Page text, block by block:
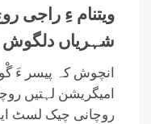
ویتنام ءِ راجی
شہریاں دلگوش
انچوش کہ پیسر ءَ
امیگریشن لہتیں
روچانی چیک لسٹ